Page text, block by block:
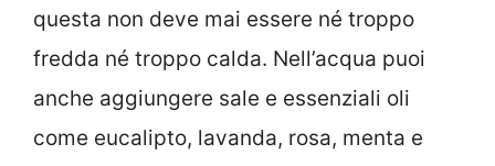
questa non deve mai essere né troppo
fredda né troppo calda. Nell’acqua puoi
anche aggiungere sale e essenziali oli
come eucalipto, lavanda, rosa, menta e